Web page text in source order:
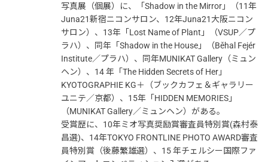
写真展（個展）に、「Shadow in the Mirror」（11年
Juna21新宿ニコンサロン、12年Juna21大阪ニコン
サロン）、13年「Lost Name of Plant」（VSUP／プ
ラハ）、同年「Shadow in the House」（Běhal Fejér
Institute／プラハ）、同年MUNIKAT Gallery（ミュン
ヘン）、14 年「The Hidden Secrets of Her」
KYOTOGRAPHIE KG＋（ブックカフェ＆ギャラリー
ユニテ／京都）、15年「HIDDEN MEMORIES」
（MUNIKAT Gallery／ミュンヘン）がある。
受賞歴に、10年ミオ写真奨励賞審査員特別賞(森村泰
昌選)、14年TOKYO FRONTLINE PHOTO AWARD審査
員特別賞（後藤繁雄選）、15 年チェルシー国際ファ